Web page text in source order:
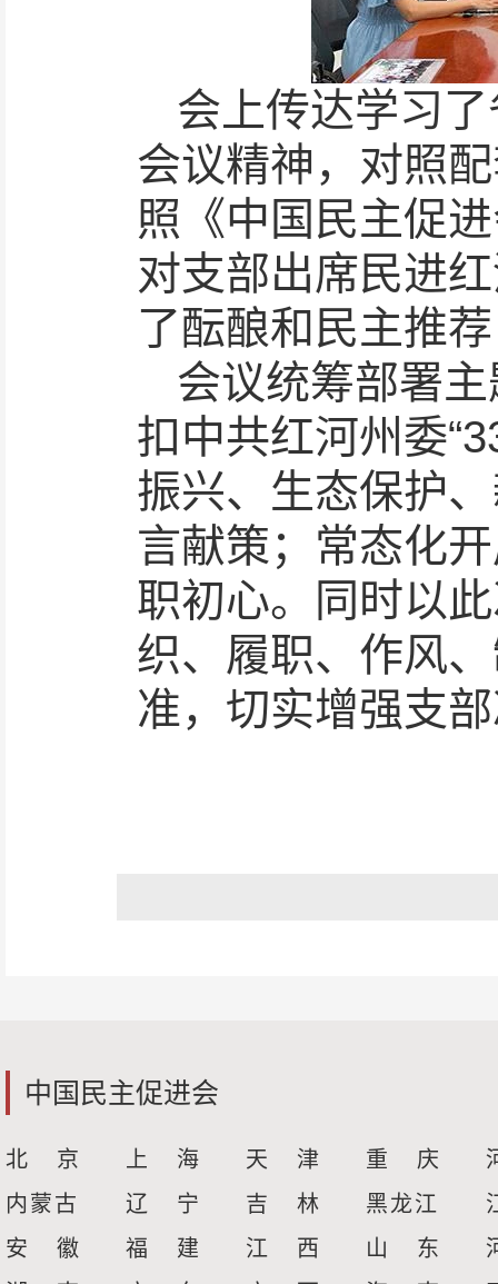
会上传达学习
会议精神，对照
照《中国民主促
对支部出席民进
了酝酿和民主推
会议统筹部署
扣中共红河州委
振兴、生态保护
言献策；常态化
职初心。同时以
织、履职、作风、
准，切实增强支
中国民主促进会
北 京 上 海 天 津 重 庆
内蒙古
辽 宁 吉 林 黑龙江
安 徽
福 建 江 西 山 东